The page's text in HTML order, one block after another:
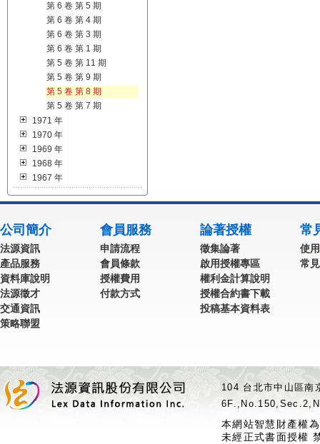
第 6 卷 第 5 期
第 6 卷 第 4 期
第 6 卷 第 3 期
第 6 卷 第 1 期
第 5 卷 第 11 期
第 5 卷 第 9 期
第 5 卷 第 8 期
第 5 卷 第 7 期
1971 年
1970 年
1969 年
1968 年
1967 年
公司簡介
法源資訊
產品服務
資料庫說明
法源徵才
交通資訊
策略聯盟
會員服務
申請流程
會員條款
授權費用
付款方式
論著授權
徵集論著
啟用授權專區
權利金計算說明
授權合約書下載
投稿基本資料表
常
使
常
104 台北市中山區
本網站智慧財產權
未經正式書面授權